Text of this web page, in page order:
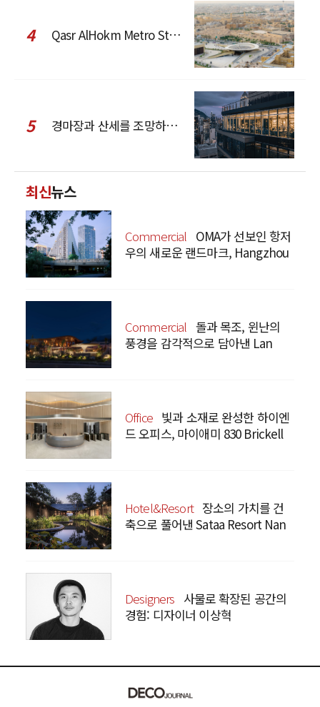
4 Qasr AlHokm Metro Station, 구도심과 현대 공공 인프라의 접점을 제안하다
5 경마장과 산세를 조망하는 CCD Hong Kong Creative Center
최신뉴스
Commercial OMA가 선보인 항저
우의 새로운 랜드마크, Hangzhou
Commercial 돌과 목조, 윈난의
풍경을 감각적으로 담아낸 Lan
Office 빛과 소재로 완성한 하이엔
드 오피스, 마이애미 830 Brickell
Hotel&Resort 장소의 가치를 건
축으로 풀어낸 Sataa Resort Nan
Designers 사물로 확장된 공간의
경험: 디자이너 이상혁